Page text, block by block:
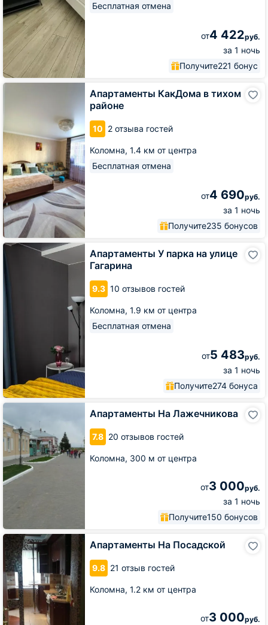
Бесплатная отмена
от4 422руб.
за 1 ночь
Получите221 бонус
Апартаменты КакДома в тихом
районе
10 2 отзыва гостей
Коломна, 1.4 км от центра
Бесплатная отмена
от4 690руб.
за 1 ночь
Получите235 бонусов
Апартаменты
районе
Апартаменты У парка на улице
Гагарина
9.3 10 отзывов гостей
Коломна, 1.9 км от центра
Бесплатная отмена
от5 483руб.
за 1 ночь
Получите274 бонуса
Апартаменты
улице
Апартаменты На Лажечникова
7.8 20 отзывов гостей
Коломна, 300 м от центра
от3 000руб.
за 1 ночь
Получите150 бонусов
Апартаменты
На
Лажечникова
Апартаменты На Посадской
9.8 21 отзыв гостей
Коломна, 1.2 км от центра
от3 000руб.
Апартаменты
На
Посадской